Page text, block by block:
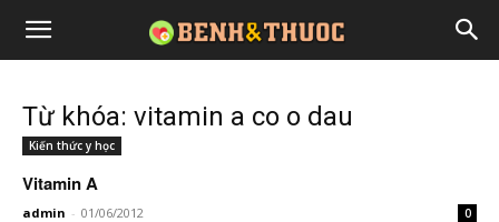
Từ khóa: vitamin a co o dau
Kiến thức y học
Vitamin A
admin - 01/06/2012 0